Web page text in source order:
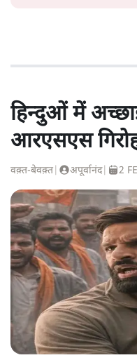
हिन्दुओं में
आरएसएस
वक़्त-बेवक़्त अपूर्वानंद| 2